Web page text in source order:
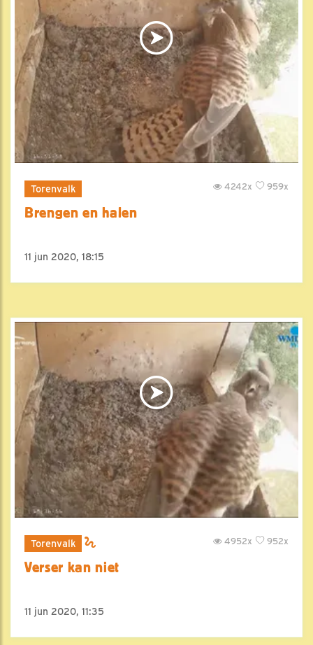
Torenvalk 959x
4242x
Brengen en halen
11 jun 2020, 18:15
Torenvalk 952x
4952x
Verser kan niet
11 jun 2020, 11:35